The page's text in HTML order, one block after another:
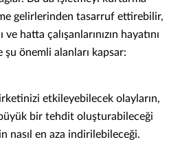
gelirlerinden tasarruf ettirebilir,
hatta çalışanlarınızın hayatını
önemli alanları kapsar:
etkileyebilecek olayların,
bir tehdit oluşturabileceği
nasıl en aza indirilebileceği.